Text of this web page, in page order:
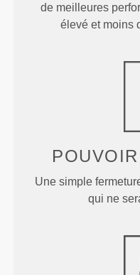
de meilleures
élevé et moins
Une simple
qui ne